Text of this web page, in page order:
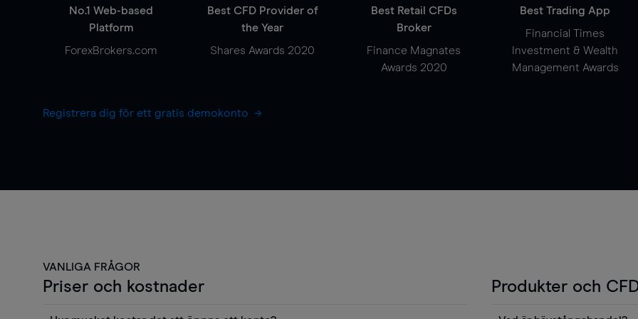
No.1 Web-based
Platform
ForexBrokers.com
Best CFD Provider of
the Year
Shares Awards 2020
Best Retail CFDs
Broker
Finance Magnates
Awards 2020
Best Trading App
Financial Times
Investment & Wealth
Management Awards
Registrera dig för ett gratis demokonto
VANLIGA FRÅGOR
Priser och kostnader Produkter och